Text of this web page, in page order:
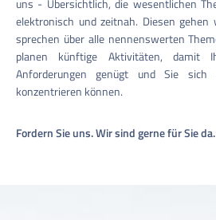
uns - Übersichtlich, die wesentlichen
elektronisch und zeitnah. Diesen
sprechen über alle nennenswerten
planen künftige Aktivitäten, damit
Anforderungen genügt und Sie sich
konzentrieren können.
Fordern Sie uns. Wir sind gerne für Sie da.